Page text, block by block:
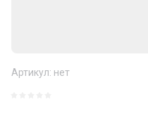
Артикул: нет